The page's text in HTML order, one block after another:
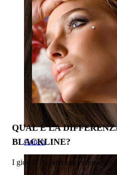
Conch
QUAL È LA
BLACKLINE?
I gioielli da piercing in oro